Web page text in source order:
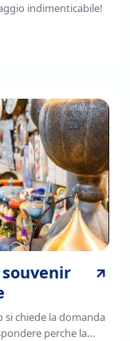
indimenticabile!
souvenir
si chiede la domanda
perche la